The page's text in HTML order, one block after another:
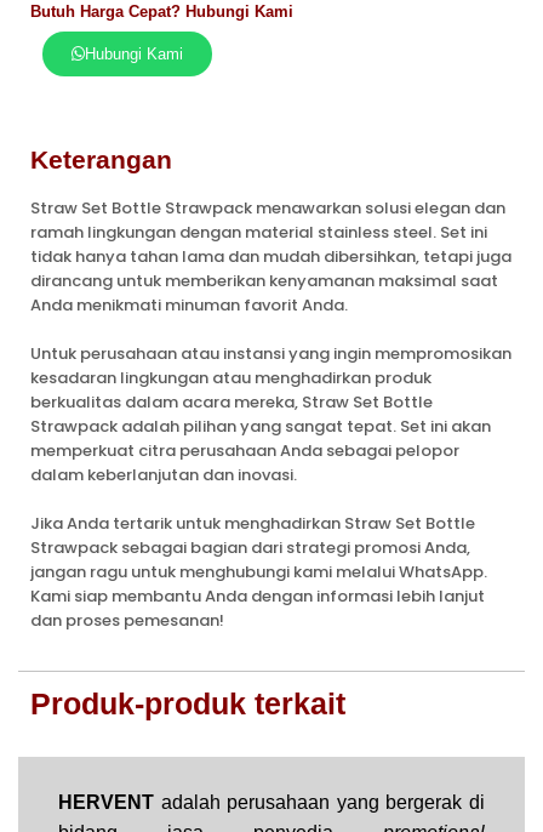
Butuh Harga Cepat? Hubungi Kami
Hubungi Kami
Keterangan
Straw Set Bottle Strawpack menawarkan solusi elegan dan
ramah lingkungan dengan material stainless steel. Set ini
tidak hanya tahan lama dan mudah dibersihkan, tetapi juga
dirancang untuk memberikan kenyamanan maksimal saat
Anda menikmati minuman favorit Anda.
Untuk perusahaan atau instansi yang ingin mempromosikan
kesadaran lingkungan atau menghadirkan produk
berkualitas dalam acara mereka, Straw Set Bottle
Strawpack adalah pilihan yang sangat tepat. Set ini akan
memperkuat citra perusahaan Anda sebagai pelopor
dalam keberlanjutan dan inovasi.
Jika Anda tertarik untuk menghadirkan Straw Set Bottle
Strawpack sebagai bagian dari strategi promosi Anda,
jangan ragu untuk menghubungi kami melalui WhatsApp.
Kami siap membantu Anda dengan informasi lebih lanjut
dan proses pemesanan!
Produk-produk terkait
HERVENT adalah perusahaan yang bergerak di